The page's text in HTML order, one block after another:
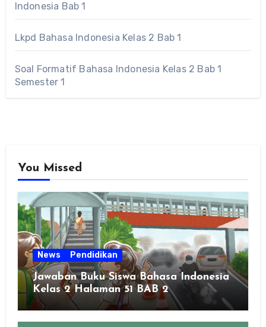
Indonesia Bab 1
Lkpd Bahasa Indonesia Kelas 2 Bab 1
Soal Formatif Bahasa Indonesia Kelas 2 Bab 1
Semester 1
You Missed
News Pendidikan
Jawaban Buku Siswa Bahasa Indonesia
Kelas 2 Halaman 51 BAB 2